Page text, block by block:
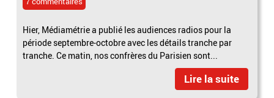
Hier, Médiamétrie a publié les audiences radios pour la
période septembre-octobre avec les détails tranche par
tranche. Ce matin, nos confrères du Parisien sont...
Lire la suite